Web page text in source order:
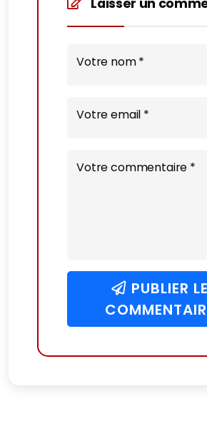
Laisser un
Votre nom *
Votre email *
Votre commentaire *
PUBLIER LE